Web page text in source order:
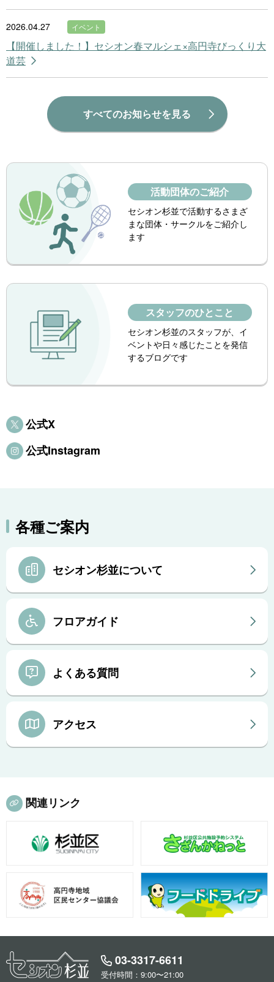
2026.04.27 イベント
【開催しました！】セシオン春マルシェ×高円寺びっくり大
道芸
すべてのお知らせを見る
活動団体のご紹介
セシオン杉並で活動するさまざ
まな団体・サークルをご紹介し
ます
スタッフのひとこと
セシオン杉並のスタッフが、イ
ベントや日々感じたことを発信
するブログです
公式X
公式Instagram
各種ご案内
セシオン杉並について
フロアガイド
よくある質問
アクセス
関連リンク
03-3317-6611
受付時間：9:00〜21:00